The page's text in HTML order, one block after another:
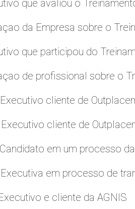
que avaliou o
da Empresa sobre o
que participou do
de profissional sobre o
cliente de
cliente de
em um processo
em processo de
e cliente da AGNIS